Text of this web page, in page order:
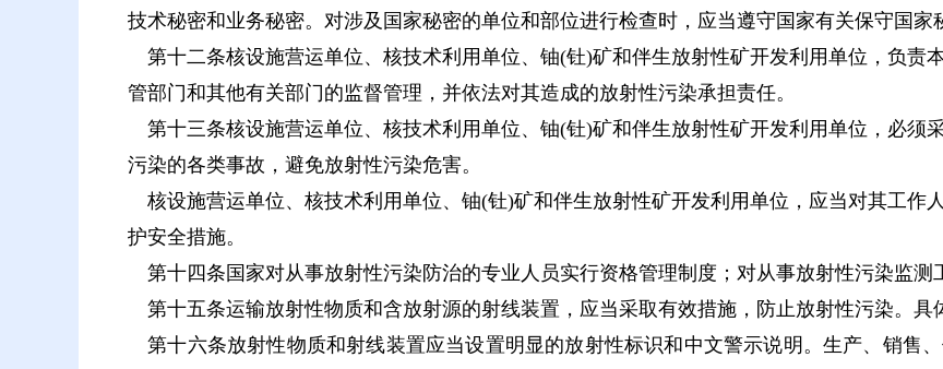
技术秘密和业务秘密。对涉及国家秘密的单位和部位进行检查时，应当遵守国家有关保守国家
第十二条核设施营运单位、核技术利用单位、铀(钍)矿和伴生放射性矿开发利用单位，负责
管部门和其他有关部门的监督管理，并依法对其造成的放射性污染承担责任。
第十三条核设施营运单位、核技术利用单位、铀(钍)矿和伴生放射性矿开发利用单位，必须
污染的各类事故，避免放射性污染危害。
核设施营运单位、核技术利用单位、铀(钍)矿和伴生放射性矿开发利用单位，应当对其工作
护安全措施。
第十四条国家对从事放射性污染防治的专业人员实行资格管理制度；对从事放射性污染监测
第十五条运输放射性物质和含放射源的射线装置，应当采取有效措施，防止放射性污染。具
第十六条放射性物质和射线装置应当设置明显的放射性标识和中文警示说明。生产、销售